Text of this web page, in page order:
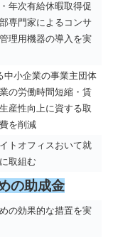
年次有給休暇取得促
専門家によるコンサ
理用機器の導入を実
中小企業の事業主団体
の労働時間短縮・賃
産性向上に資する取
を削減
トオフィスおいて就
取組む
の助成金
の効果的な措置を実